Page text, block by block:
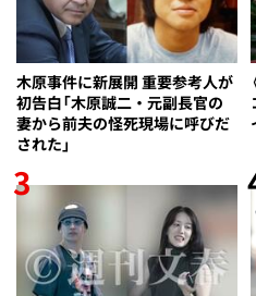
木原事件に新展開 重要参考人が
初告白「木原誠二・元副長官の
妻から前夫の怪死現場に呼びだ
された」
3